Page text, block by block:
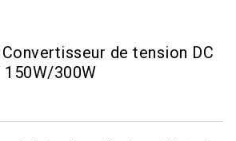
de tension DC
150W/300W